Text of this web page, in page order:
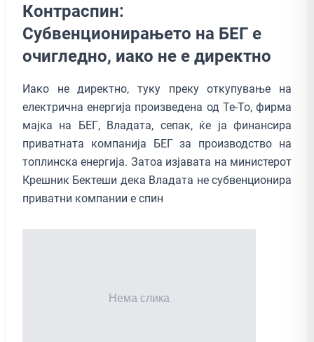
Контраспин:
Субвенционирањето на БЕГ е
очигледно, иако не е директно
Иако не директно, туку преку откупување на
електрична енергија произведена од Те-То, фирма
мајка на БЕГ, Владата, сепак, ќе ја финансира
приватната компанија БЕГ за производство на
топлинска енергија. Затоа изјавата на министерот
Крешник Бектеши дека Владата не субвенционира
приватни компании е спин